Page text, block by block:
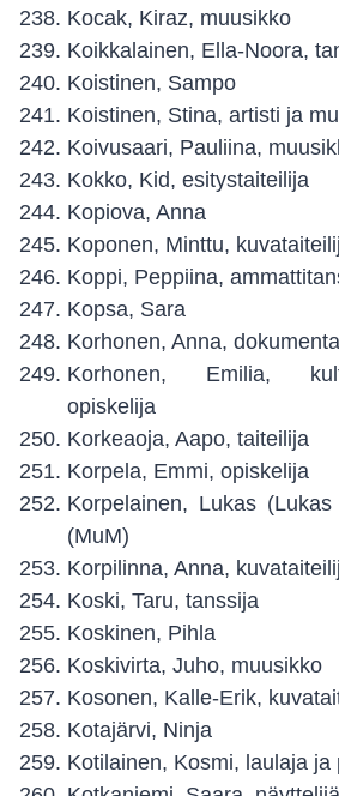
Kocak, Kiraz, muusikko
Koikkalainen, Ella-Noora,
Koistinen, Sampo
Koistinen, Stina, artisti ja
Koivusaari, Pauliina,
Kokko, Kid, esitystaiteilija
Kopiova, Anna
Koponen, Minttu,
Koppi, Peppiina,
Kopsa, Sara
Korhonen, Anna,
Korhonen, Emilia,
opiskelija
Korkeaoja, Aapo, taiteilija
Korpela, Emmi, opiskelija
Korpelainen, Lukas
(MuM)
Korpilinna, Anna,
Koski, Taru, tanssija
Koskinen, Pihla
Koskivirta, Juho, muusikko
Kosonen, Kalle-Erik,
Kotajärvi, Ninja
Kotilainen, Kosmi, laulaja ja